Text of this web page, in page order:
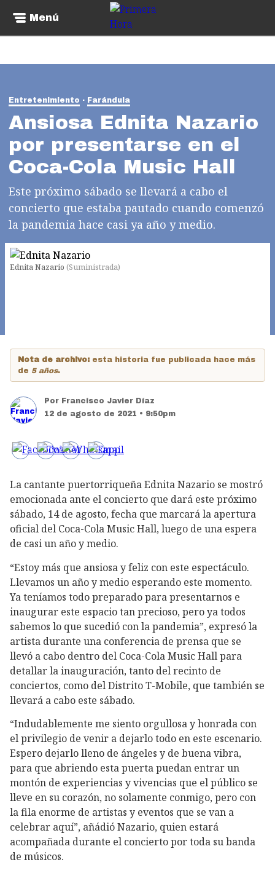
Menú
Entretenimiento Farándula
Ansiosa Ednita Nazario
por presentarse en el
Coca-Cola Music Hall
Este próximo sábado se llevará a cabo el
concierto que estaba pautado cuando comenzó
la pandemia hace casi ya año y medio.
Ednita Nazario (Suministrada)
Nota de archivo: esta historia fue publicada hace más
de 5 años.
Por Francisco Javier Díaz
12 de agosto de 2021 • 9:50pm
La cantante puertorriqueña Ednita Nazario se mostró
emocionada ante el concierto que dará este próximo
sábado, 14 de agosto, fecha que marcará la apertura
oficial del Coca-Cola Music Hall, luego de una espera
de casi un año y medio.
“Estoy más que ansiosa y feliz con este espectáculo.
Llevamos un año y medio esperando este momento.
Ya teníamos todo preparado para presentarnos e
inaugurar este espacio tan precioso, pero ya todos
sabemos lo que sucedió con la pandemia”, expresó la
artista durante una conferencia de prensa que se
llevó a cabo dentro del Coca-Cola Music Hall para
detallar la inauguración, tanto del recinto de
conciertos, como del Distrito T-Mobile, que también se
llevará a cabo este sábado.
“Indudablemente me siento orgullosa y honrada con
el privilegio de venir a dejarlo todo en este escenario.
Espero dejarlo lleno de ángeles y de buena vibra,
para que abriendo esta puerta puedan entrar un
montón de experiencias y vivencias que el público se
lleve en su corazón, no solamente conmigo, pero con
la fila enorme de artistas y eventos que se van a
celebrar aquí”, añádió Nazario, quien estará
acompañada durante el concierto por toda su banda
de músicos.